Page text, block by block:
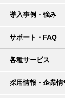
導入事例・強み
サポート・FAQ
各種サービス
採用情報・企業情